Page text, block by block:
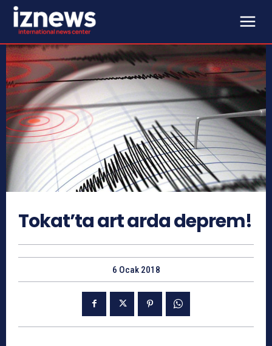
Tokat’ta art arda deprem!
6 Ocak 2018